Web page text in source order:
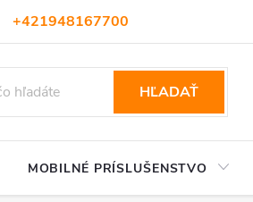
+421948167700
podpora@colorway.sk
VEĽKOOBCHOD
HĽADAŤ
MOBILNÉ PRÍSLUŠENSTVO